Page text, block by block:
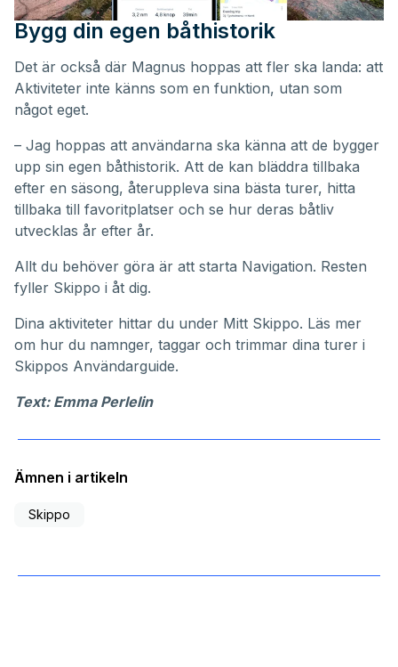
Bygg din egen båthistorik
Det är också där Magnus hoppas att fler ska landa: att
Aktiviteter inte känns som en funktion, utan som
något eget.
– Jag hoppas att användarna ska känna att de bygger
upp sin egen båthistorik. Att de kan bläddra tillbaka
efter en säsong, återuppleva sina bästa turer, hitta
tillbaka till favoritplatser och se hur deras båtliv
utvecklas år efter år.
Allt du behöver göra är att starta Navigation. Resten
fyller Skippo i åt dig.
Dina aktiviteter hittar du under Mitt Skippo. Läs mer
om hur du namnger, taggar och trimmar dina turer i
Skippos Användarguide.
Text: Emma Perlelin
Ämnen i artikeln
Skippo